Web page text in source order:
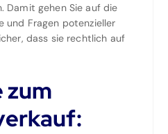
Damit gehen Sie auf die
und Fragen potenzieller
dass sie rechtlich auf
zum